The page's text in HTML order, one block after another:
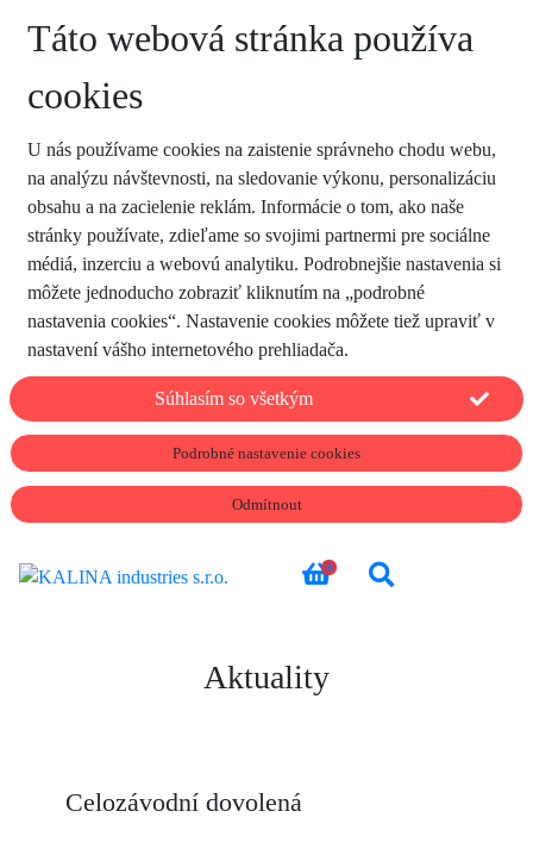
Táto webová stránka používa
cookies
U nás používame cookies na zaistenie správneho chodu webu,
na analýzu návštevnosti, na sledovanie výkonu, personalizáciu
obsahu a na zacielenie reklám. Informácie o tom, ako naše
stránky používate, zdieľame so svojimi partnermi pre sociálne
médiá, inzerciu a webovú analytiku. Podrobnejšie nastavenia si
môžete jednoducho zobraziť kliknutím na „podrobné
nastavenia cookies“. Nastavenie cookies môžete tiež upraviť v
nastavení vášho internetového prehliadača.
Súhlasím so všetkým
Podrobné nastavenie cookies
Odmítnout
0
Aktuality
Celozávodní dovolená